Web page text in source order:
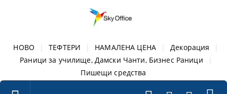
НОВО ТЕФТЕРИ НАМАЛЕНА ЦЕНА Декорация
Раници за училище, Дамски Чанти, Бизнес Раници
Пишещи средства